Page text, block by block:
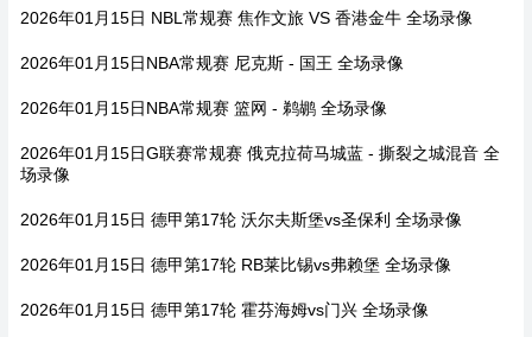
2026年01月15日 NBL常规赛 焦作文旅 VS 香港金牛 全场录像
2026年01月15日NBA常规赛 尼克斯 - 国王 全场录像
2026年01月15日NBA常规赛 篮网 - 鹈鹕 全场录像
2026年01月15日G联赛常规赛 俄克拉荷马城蓝 - 撕裂之城混音 全
场录像
2026年01月15日 德甲第17轮 沃尔夫斯堡vs圣保利 全场录像
2026年01月15日 德甲第17轮 RB莱比锡vs弗赖堡 全场录像
2026年01月15日 德甲第17轮 霍芬海姆vs门兴 全场录像